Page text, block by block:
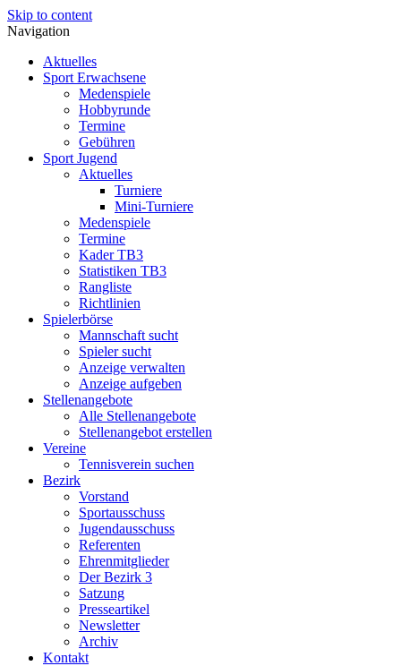
Skip to content
Navigation
Aktuelles
Sport Erwachsene
Medenspiele
Hobbyrunde
Termine
Gebühren
Sport Jugend
Aktuelles
Turniere
Mini-Turniere
Medenspiele
Termine
Kader TB3
Statistiken TB3
Rangliste
Richtlinien
Spielerbörse
Mannschaft sucht
Spieler sucht
Anzeige verwalten
Anzeige aufgeben
Stellenangebote
Alle Stellenangebote
Stellenangebot erstellen
Vereine
Tennisverein suchen
Bezirk
Vorstand
Sportausschuss
Jugendausschuss
Referenten
Ehrenmitglieder
Der Bezirk 3
Satzung
Presseartikel
Newsletter
Archiv
Kontakt